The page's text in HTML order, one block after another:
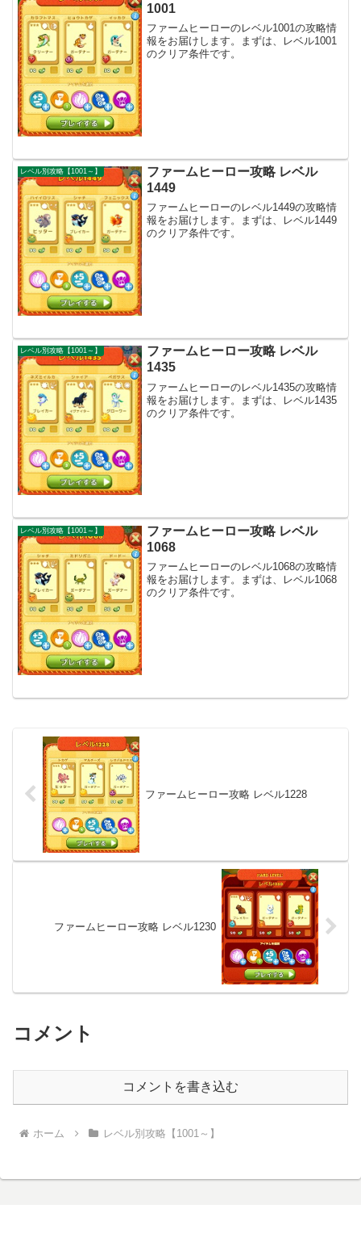
1001
ファームヒーローのレベル1001の攻略情
報をお届けします。まずは、レベル1001
のクリア条件です。
レベル別攻略【1001～】
ファームヒーロー攻略 レベル
1449
ファームヒーローのレベル1449の攻略情
報をお届けします。まずは、レベル1449
のクリア条件です。
レベル別攻略【1001～】
ファームヒーロー攻略 レベル
1435
ファームヒーローのレベル1435の攻略情
報をお届けします。まずは、レベル1435
のクリア条件です。
レベル別攻略【1001～】
ファームヒーロー攻略 レベル
1068
ファームヒーローのレベル1068の攻略情
報をお届けします。まずは、レベル1068
のクリア条件です。
ファームヒーロー攻略 レベル1228
ファームヒーロー攻略 レベル1230
コメント
コメントを書き込む
ホーム レベル別攻略【1001～】